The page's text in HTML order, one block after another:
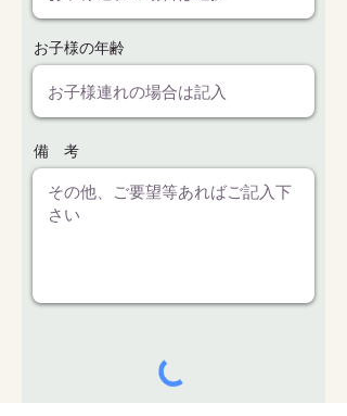
お子様の年齢
備 考